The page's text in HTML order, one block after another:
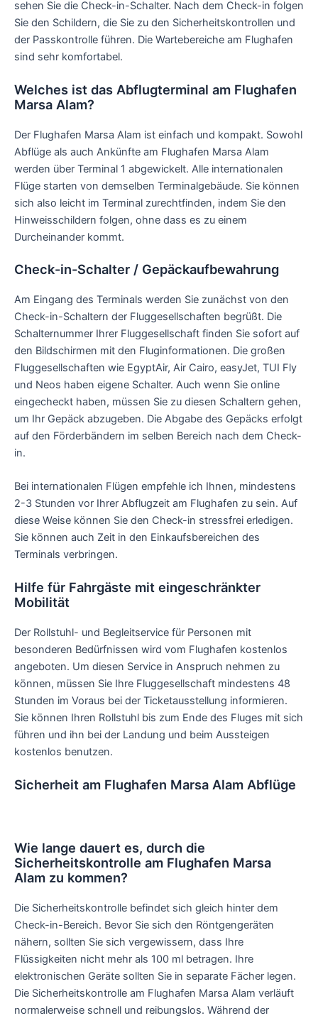
sehen Sie die Check-in-Schalter. Nach dem Check-in folgen
Sie den Schildern, die Sie zu den Sicherheitskontrollen und
der Passkontrolle führen. Die Wartebereiche am Flughafen
sind sehr komfortabel.
Welches ist das Abflugterminal am Flughafen
Marsa Alam?
Der Flughafen Marsa Alam ist einfach und kompakt. Sowohl
Abflüge als auch Ankünfte am Flughafen Marsa Alam
werden über Terminal 1 abgewickelt. Alle internationalen
Flüge starten von demselben Terminalgebäude. Sie können
sich also leicht im Terminal zurechtfinden, indem Sie den
Hinweisschildern folgen, ohne dass es zu einem
Durcheinander kommt.
Check-in-Schalter / Gepäckaufbewahrung
Am Eingang des Terminals werden Sie zunächst von den
Check-in-Schaltern der Fluggesellschaften begrüßt. Die
Schalternummer Ihrer Fluggesellschaft finden Sie sofort auf
den Bildschirmen mit den Fluginformationen. Die großen
Fluggesellschaften wie EgyptAir, Air Cairo, easyJet, TUI Fly
und Neos haben eigene Schalter. Auch wenn Sie online
eingecheckt haben, müssen Sie zu diesen Schaltern gehen,
um Ihr Gepäck abzugeben. Die Abgabe des Gepäcks erfolgt
auf den Förderbändern im selben Bereich nach dem Check-
in.
Bei internationalen Flügen empfehle ich Ihnen, mindestens
2-3 Stunden vor Ihrer Abflugzeit am Flughafen zu sein. Auf
diese Weise können Sie den Check-in stressfrei erledigen.
Sie können auch Zeit in den Einkaufsbereichen des
Terminals verbringen.
Hilfe für Fahrgäste mit eingeschränkter
Mobilität
Der Rollstuhl- und Begleitservice für Personen mit
besonderen Bedürfnissen wird vom Flughafen kostenlos
angeboten. Um diesen Service in Anspruch nehmen zu
können, müssen Sie Ihre Fluggesellschaft mindestens 48
Stunden im Voraus bei der Ticketausstellung informieren.
Sie können Ihren Rollstuhl bis zum Ende des Fluges mit sich
führen und ihn bei der Landung und beim Aussteigen
kostenlos benutzen.
Sicherheit am Flughafen Marsa Alam Abflüge
Wie lange dauert es, durch die
Sicherheitskontrolle am Flughafen Marsa
Alam zu kommen?
Die Sicherheitskontrolle befindet sich gleich hinter dem
Check-in-Bereich. Bevor Sie sich den Röntgengeräten
nähern, sollten Sie sich vergewissern, dass Ihre
Flüssigkeiten nicht mehr als 100 ml betragen. Ihre
elektronischen Geräte sollten Sie in separate Fächer legen.
Die Sicherheitskontrolle am Flughafen Marsa Alam verläuft
normalerweise schnell und reibungslos. Während der